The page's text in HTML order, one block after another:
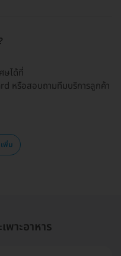
ษได้ที่
หรือสอบถามทีมบริการลูกค้า
พิ่ม
พาะอาหาร